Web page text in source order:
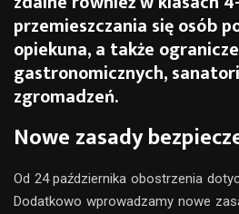
przemieszczania się osób
opiekuna, a także
gastronomicznych,
zgromadzeń.
Nowe zasady
Od 24 października obostrzenia
Dodatkowo wprowadzamy nowe